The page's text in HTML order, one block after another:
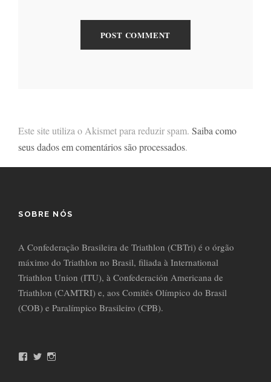
Este site utiliza o Akismet para reduzir spam. Saiba como
seus dados em comentários são processados.
SOBRE NÓS
A Confederação Brasileira de Triathlon (CBTri) é o órgão
máximo do Triathlon no Brasil, filiada à International
Triathlon Union (ITU), à Confederación Americana de
Triathlon (CAMTRI) e, aos Comitês Olímpico do Brasil
(COB) e Paralímpico Brasileiro (CPB).
T